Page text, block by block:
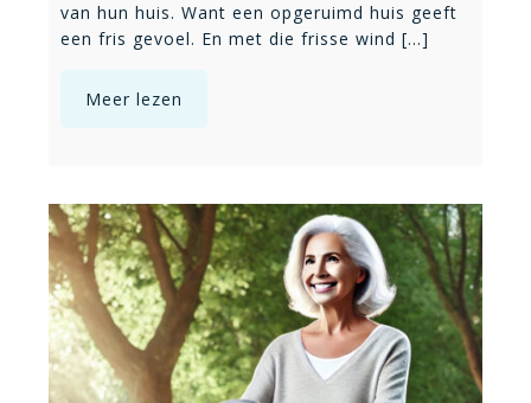
van hun huis. Want een opgeruimd huis geeft
een fris gevoel. En met die frisse wind [...]
Meer lezen